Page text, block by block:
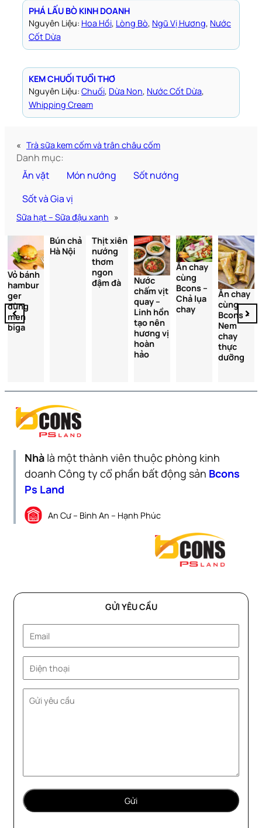
PHÁ LẤU BÒ KINH DOANH
Nguyên Liệu: Hoa Hồi, Lòng Bò, Ngũ Vị Hương, Nước
Cốt Dừa
KEM CHUỐI TUỔI THƠ
Nguyên Liệu: Chuối, Dừa Non, Nước Cốt Dừa
Whipping Cream
« Trà sữa kem cốm và trân châu cốm
Danh mục:
Ăn vặt
Món nướng
Sốt nướng
Sốt và Gia vị
Sữa hạt – Sữa đậu xanh »
Vỏ bánh
hambur
ger
dùng
men
biga
Bún chả
Hà Nội
Thịt xiên
nướng
thơm
ngon
đậm đà
Nước
chấm vịt
quay –
Linh hồn
tạo nên
hương vị
hoàn
hảo
Ăn chay
cùng
Bcons –
Chả lụa
chay
Ăn chay
cùng
Bcons –
Nem
chay
thực
dưỡng
Nhà là một thành viên thuộc phòng kinh
doanh Công ty cổ phần bất động sản Bcons
Ps Land
An Cư – Bình An – Hạnh Phúc
GỬI YÊU CẦU